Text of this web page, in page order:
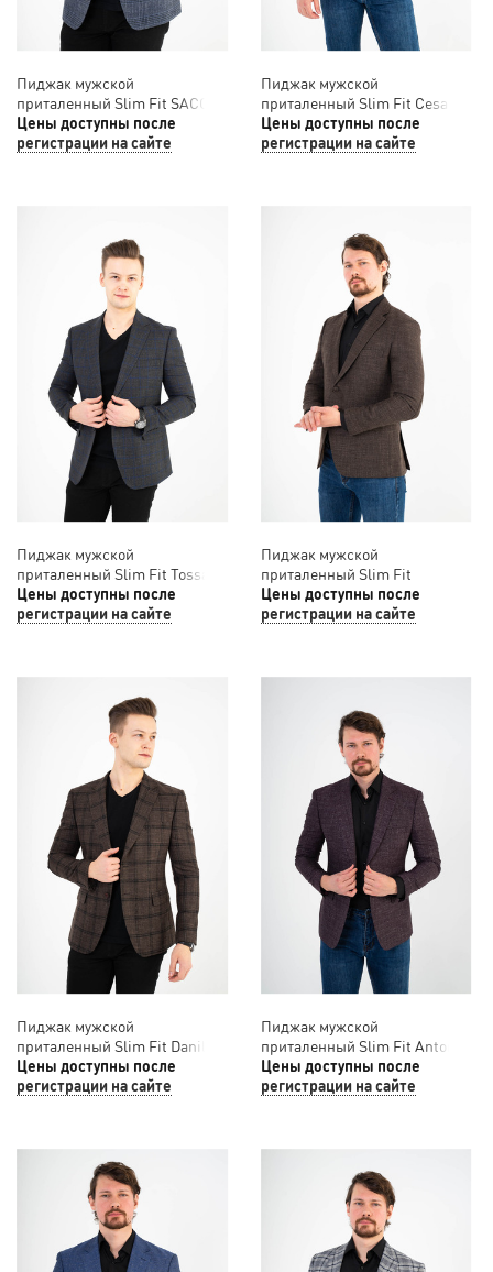
Пиджак мужской
приталенный Slim Fit SACO
12/033
Цены доступны после
регистрации на сайте
Пиджак мужской
приталенный Slim Fit Cesare
Mariano 12/032
Цены доступны после
регистрации на сайте
Пиджак мужской
приталенный Slim Fit Tossaro
12/031
Цены доступны после
регистрации на сайте
Пиджак мужской
приталенный Slim Fit
SLAVASIO 12/030
Цены доступны после
регистрации на сайте
Пиджак мужской
приталенный Slim Fit Danilo
Barcelo 12/029
Цены доступны после
регистрации на сайте
Пиджак мужской
приталенный Slim Fit Antonio
Rossi 12/028
Цены доступны после
регистрации на сайте